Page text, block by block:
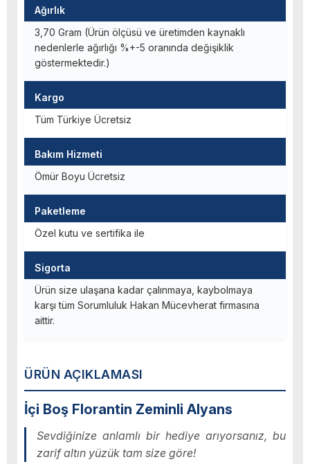
ÜRÜN AÇIKLAMASI
İçi Boş Florantin Zeminli Alyans
Sevdiğinize anlamlı bir hediye arıyorsanız, bu
zarif altın yüzük tam size göre!
Ağırlık
3,70 Gram (Ürün ölçüsü ve üretimden kaynaklı
nedenlerle ağırlığı %+-5 oranında değişiklik
göstermektedir.)
Kargo
Tüm Türkiye Ücretsiz
Bakım Hizmeti
Ömür Boyu Ücretsiz
Paketleme
Özel kutu ve sertifika ile
Sigorta
Ürün size ulaşana kadar çalınmaya, kaybolmaya
karşı tüm Sorumluluk Hakan Mücevherat firmasına
aittir.